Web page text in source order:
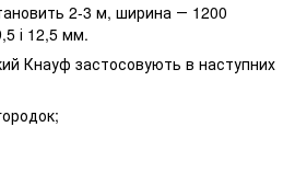
2-3 м, ширина ― 1200
і 12,5 мм.
Кнауф застосовують в наступних